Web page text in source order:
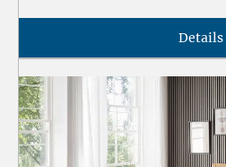
Details